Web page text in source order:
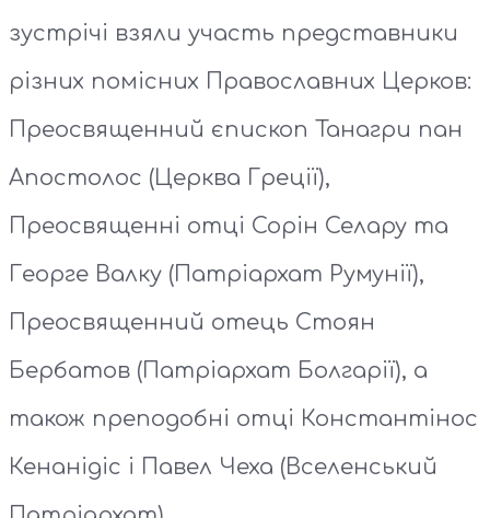
зустрічі взяли участь представники
різних помісних Православних Церков:
Преосвященний єпископ Танагри пан
Апостолос (Церква Греції),
Преосвященні отці Сорін Селару та
Георге Валку (Патріархат Румунії),
Преосвященний отець Стоян
Бербатов (Патріархат Болгарії), а
також преподобні отці Константінос
Кенанідіс і Павел Чеха (Вселенський